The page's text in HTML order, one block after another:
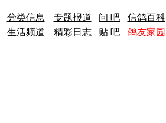
分类信息 专题报道 问 吧 信鸽百科
生活频道 精彩日志 贴 吧 鸽友家园